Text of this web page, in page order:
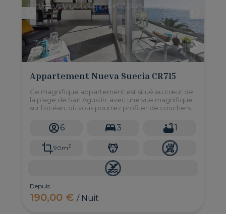
Appartement Nueva Suecia CR715
Ce magnifique appartement est situé au cœur de
la plage de San Agustín, avec une vue magnifique
sur l'océan, où vous pourrez profiter de couchers
6 3 1
90m2
Depuis
190,00 €/ Nuit